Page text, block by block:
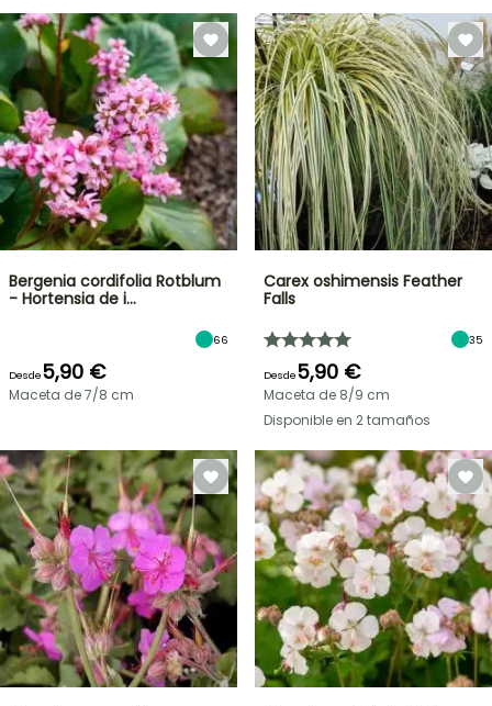
Bergenia cordifolia Rotblum
- Hortensia de i…
66
Desde5,90 €
Maceta de 7/8 cm
Carex oshimensis Feather
Falls
35
Desde5,90 €
Maceta de 8/9 cm
Disponible en 2 tamaños